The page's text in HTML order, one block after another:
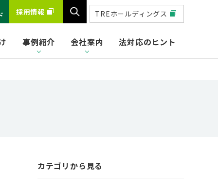
採用情報
事例紹介 会社案内 法対応のヒント
検索
TREホールディングス
カテゴリから見る